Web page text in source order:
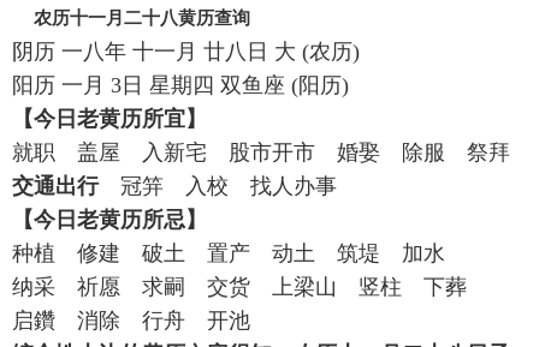
农历十一月二十八黄历查询
阴历 一八年 十一月 廿八日 大 (农历)
阳历 一月 3日 星期四 双鱼座 (阳历)
【今日老黄历所宜】
就职 盖屋 入新宅 股市开市 婚娶 除服 祭拜
交通出行冠笄 入校 找人办事
【今日老黄历所忌】
种植 修建 破土 置产 动土 筑堤 加水
纳采 祈愿 求嗣 交货 上梁山 竖柱 下葬
启鑽 消除 行舟 开池